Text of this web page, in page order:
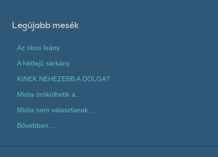
Legújabb mesék
Az okos leány
A hétfejű sárkány
KINEK NEHEZEBB A DOLGA?
Mióta örökölhetik a...
Mióta nem választanak...
Bővebben...